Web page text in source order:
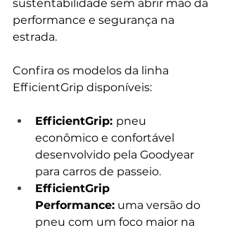
sustentabilidade sem abrir mão da
performance e segurança na
estrada.
Confira os modelos da linha
EfficientGrip disponíveis:
EfficientGrip: pneu
econômico e confortável
desenvolvido pela Goodyear
para carros de passeio.
EfficientGrip
Performance: uma versão do
pneu com um foco maior na